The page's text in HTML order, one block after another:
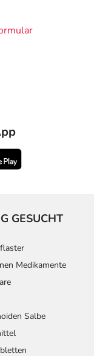
GESUCHT
Medikamente
Salbe